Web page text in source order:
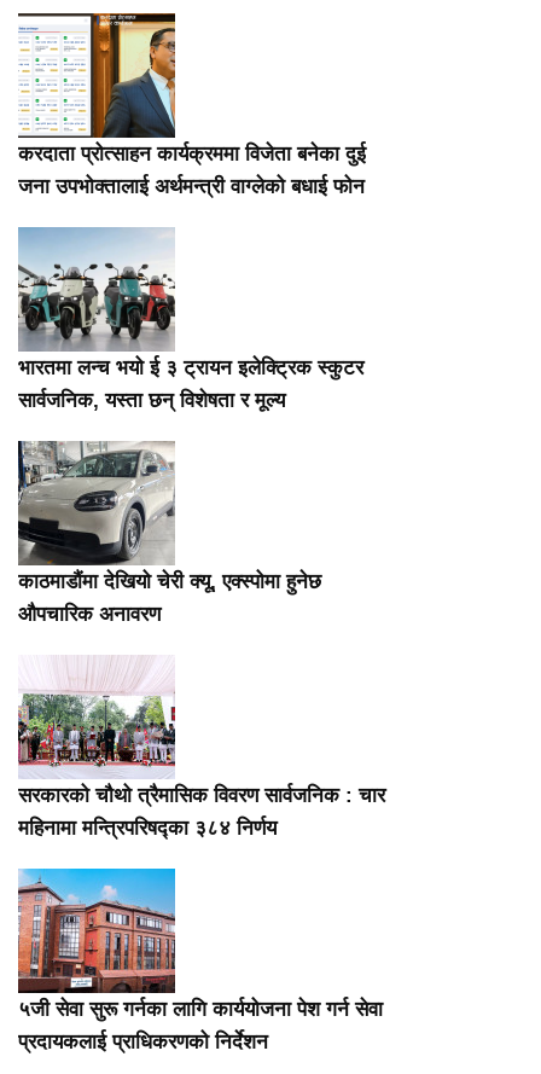
करदाता प्रोत्साहन कार्यक्रममा विजेता बनेका दुई
जना उपभोक्तालाई अर्थमन्त्री वाग्लेको बधाई फोन
भारतमा लन्च भयो ई ३ ट्रायन इलेक्ट्रिक स्कुटर
सार्वजनिक, यस्ता छन् विशेषता र मूल्य
काठमाडौंमा देखियो चेरी क्यू, एक्स्पोमा हुनेछ
औपचारिक अनावरण
सरकारको चौथो त्रैमासिक विवरण सार्वजनिक : चार
महिनामा मन्त्रिपरिषद्का ३८४ निर्णय
५जी सेवा सुरू गर्नका लागि कार्ययोजना पेश गर्न सेवा
प्रदायकलाई प्राधिकरणको निर्देशन